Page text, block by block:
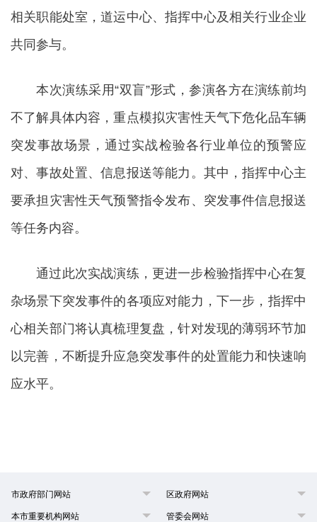
相关职能处室，道运中心、指挥中心及相关行业企业
共同参与。
本次演练采用“双盲”形式，参演各方在演练前均
不了解具体内容，重点模拟灾害性天气下危化品车辆
突发事故场景，通过实战检验各行业单位的预警应
对、事故处置、信息报送等能力。其中，指挥中心主
要承担灾害性天气预警指令发布、突发事件信息报送
等任务内容。
通过此次实战演练，更进一步检验指挥中心在复
杂场景下突发事件的各项应对能力，下一步，指挥中
心相关部门将认真梳理复盘，针对发现的薄弱环节加
以完善，不断提升应急突发事件的处置能力和快速响
应水平。
市政府部门网站 区政府网站
本市重要机构网站 管委会网站